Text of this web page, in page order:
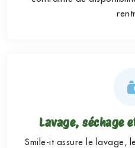
Lavage, séchage
Smile-it assure le lavage,